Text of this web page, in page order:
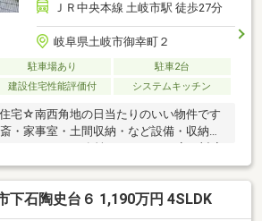
ＪＲ中央本線 土岐市駅 徒歩27分
岐阜県土岐市御幸町２
駐車場あり
駐車2台
建設住宅性能評価付 システムキッチン
宅☆南西角地の日当たりのいい物件です
・家事室・土間収納・など設備・収納も
が初めての方でも安心してご相談いただ
ただくことで、室内の質感や住環境の良
。住宅ローンや資金計画についてのご相
週のご見学も可能ですので、ぜひお気軽
下石陶史台６ 1,190万円 4SLDK